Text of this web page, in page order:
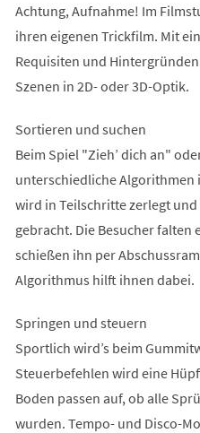
Achtung, Aufnahme! Im
ihren eigenen Trickfilm. Mit
Requisiten und
Szenen in 2D- oder 3D-Optik.
Sortieren und suchen
Beim Spiel "Zieh’ dich an"
unterschiedliche Algorithmen
wird in Teilschritte zerlegt
gebracht. Die Besucher falten
schießen ihn per
Algorithmus hilft ihnen dabei.
Springen und steuern
Sportlich wird’s beim
Steuerbefehlen wird eine
Boden passen auf, ob alle
wurden. Tempo- und Disco-